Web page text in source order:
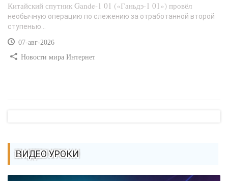
Китайский спутник Gande-1 01 («Ганьдэ-1 01») провёл
необычную операцию по слежению за отработанной второй
ступенью...
07-авг-2026
Новости мира Интернет
ВИДЕО УРОКИ